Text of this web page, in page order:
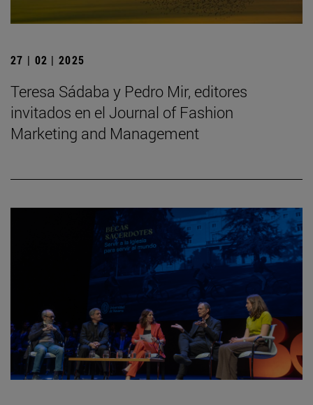
27 | 02 | 2025
Teresa Sádaba y Pedro Mir, editores
invitados en el Journal of Fashion
Marketing and Management